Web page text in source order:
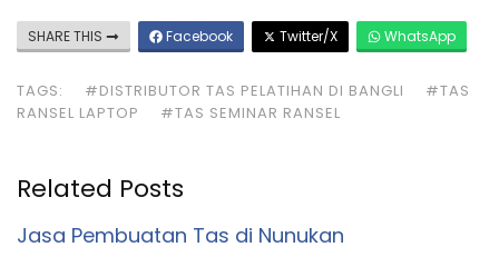
SHARE THIS Facebook Twitter/X WhatsApp
TAGS: #DISTRIBUTOR TAS PELATIHAN DI BANGLI
#TAS
RANSEL LAPTOP
#TAS SEMINAR RANSEL
Related Posts
Jasa Pembuatan Tas di Nunukan